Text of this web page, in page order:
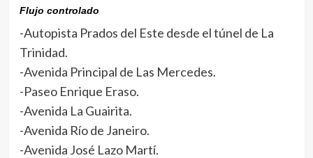
Flujo controlado
-Autopista Prados del Este desde el túnel de La
Trinidad.
-Avenida Principal de Las Mercedes.
-Paseo Enrique Eraso.
-Avenida La Guairita.
-Avenida Río de Janeiro.
-Avenida José Lazo Martí.